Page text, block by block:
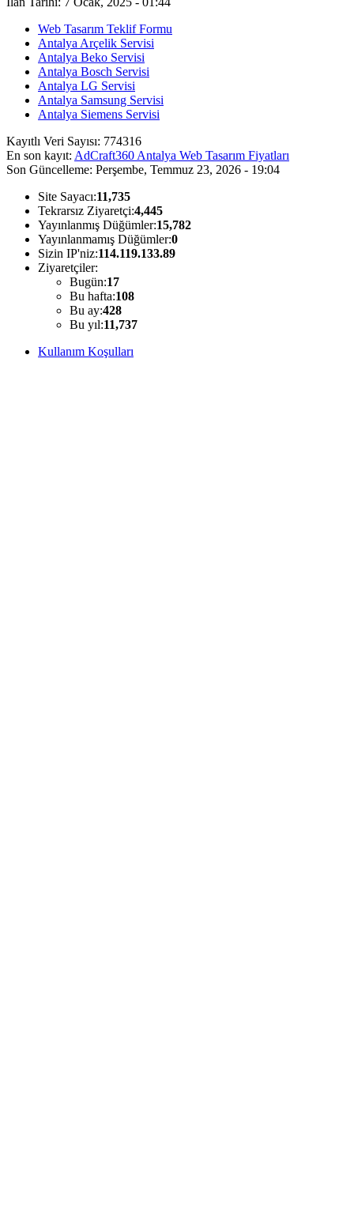
Web Tasarım Teklif Formu
Antalya Arçelik Servisi
Antalya Beko Servisi
Antalya Bosch Servisi
Antalya LG Servisi
Antalya Samsung Servisi
Antalya Siemens Servisi
Kayıtlı Veri Sayısı: 774316
En son kayıt: AdCraft360 Antalya Web Tasarım Fiyatları
Son Güncelleme: Perşembe, Temmuz 23, 2026 - 19:04
Site Sayacı:11,735
Tekrarsız Ziyaretçi:4,445
Yayınlanmış Düğümler:15,782
Yayınlanmamış Düğümler:0
Sizin IP'niz:114.119.133.89
Ziyaretçiler:
Bugün:17
Bu hafta:108
Bu ay:428
Bu yıl:11,737
Kullanım Koşulları